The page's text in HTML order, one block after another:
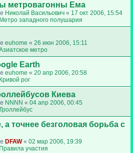
метровагонны Ема
Николай Васильович « 17 окт 2006, 15:54
Метро западного полушария
euhome « 26 июн 2006, 15:11
метро
Earth
euhome « 20 апр 2006, 20:58
Кривой рог
Киева
NNNN « 04 апр 2006, 00:45
а точнее безголовая борьба с
DFAW« 02 мар 2006, 19:39
Правила участия